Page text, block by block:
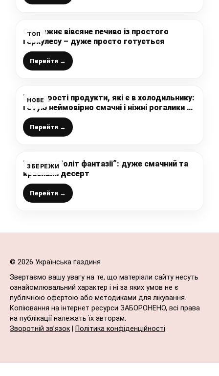
ТОП
Справжнє вівсяне печиво із простого
геркулесу – дуже просто готується
Перейти →
НОВЕ
Беру прості продукти, які є в холодильнику:
готую неймовірно смачні і ніжні рогалики з
яблучною начинкою до чаю, завжди вдала і
швидка випічка
Перейти →
ЗБЕРЕЖИ
Пляцок “Політ фантазії”: дуже смачний та
красивий десерт
Перейти →
© 2026 Українська ґаздиня
Звертаємо вашу увагу на те, що матеріали сайту несуть
ознайомлювальний характер і ні за яких умов не є
публічною офертою або методиками для лікування.
Копіювання на інтернет ресурси ЗАБОРОНЕНО, всі права
на публікації належать їх авторам.
Зворотній зв’язок
Політика конфіденційності